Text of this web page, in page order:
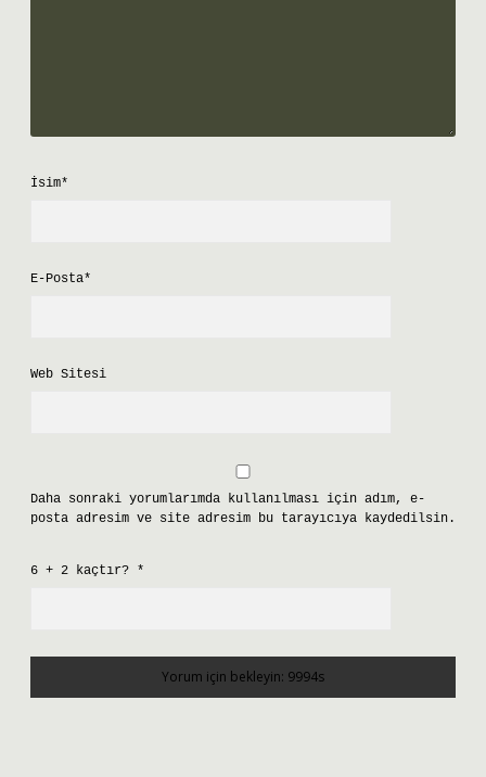
İsim*
E-Posta*
Web Sitesi
Daha sonraki yorumlarımda kullanılması için adım, e-
posta adresim ve site adresim bu tarayıcıya kaydedilsin.
6 + 2 kaçtır? *